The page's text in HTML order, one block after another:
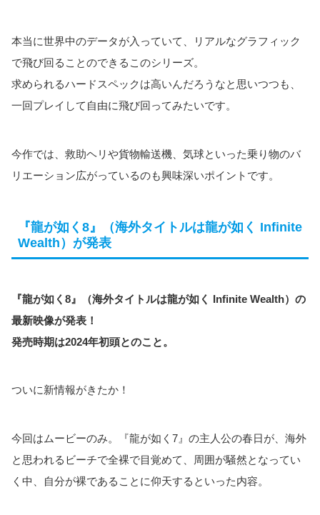
本当に世界中のデータが入っていて、リアルなグラフィック
で飛び回ることのできるこのシリーズ。
求められるハードスペックは高いんだろうなと思いつつも、
一回プレイして自由に飛び回ってみたいです。
今作では、救助ヘリや貨物輸送機、気球といった乗り物のバ
リエーション広がっているのも興味深いポイントです。
『龍が如く8』（海外タイトルは龍が如く Infinite
Wealth）が発表
『龍が如く8』（海外タイトルは龍が如く Infinite Wealth）の
最新映像が発表！
発売時期は2024年初頭とのこと。
ついに新情報がきたか！
今回はムービーのみ。『龍が如く7』の主人公の春日が、海外
と思われるビーチで全裸で目覚めて、周囲が騒然となってい
く中、自分が裸であることに仰天するといった内容。